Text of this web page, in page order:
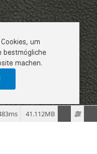
um
bestmögliche
machen.
41.112MB